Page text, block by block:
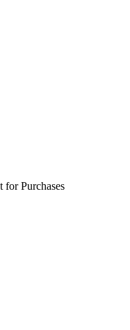
for Purchases